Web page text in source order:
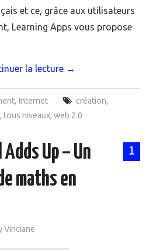
et ce, grâce aux utilisateurs
Learning Apps vous propose
la lecture →
, Internet création,
, tous niveaux,web 2.0
1
Up – Un
maths en
Vinciane